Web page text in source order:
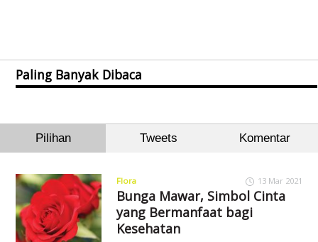
Paling Banyak Dibaca
Pilihan Tweets Komentar
Flora 13 Mar 2021
Bunga Mawar, Simbol Cinta
yang Bermanfaat bagi
Kesehatan